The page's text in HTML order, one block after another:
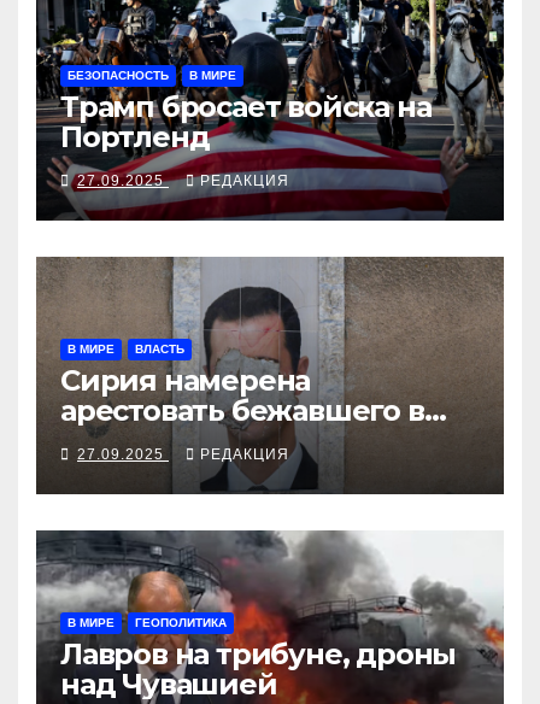
БЕЗОПАСНОСТЬ В МИРЕ
Трамп бросает войска на
Портленд
27.09.2025 РЕДАКЦИЯ
В МИРЕ ВЛАСТЬ
Сирия намерена
арестовать бежавшего в
Москву экс-диктатора
27.09.2025 РЕДАКЦИЯ
В МИРЕ ГЕОПОЛИТИКА
Лавров на трибуне, дроны
над Чувашией